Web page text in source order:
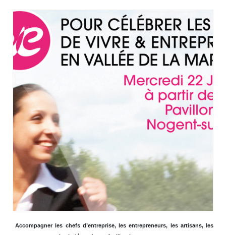
Accompagner les chefs d’entreprise, les entrepreneurs, les artisans, les